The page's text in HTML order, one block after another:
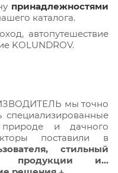
принадлежностями
каталога.
автопутешествие
KOLUNDROV.
мы точно
и дачного
поставили в
стильный
продукции и…